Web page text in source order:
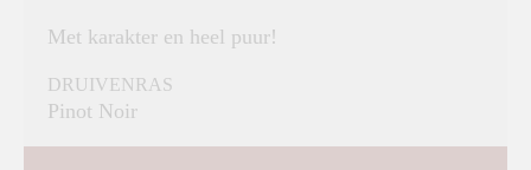
Met karakter en heel puur!
DRUIVENRAS
Pinot Noir